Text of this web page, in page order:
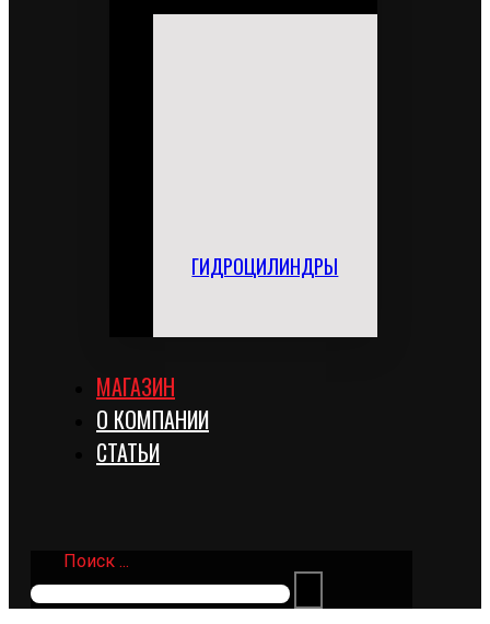
ГИДРОЦИЛИНДРЫ
МАГАЗИН
О КОМПАНИИ
СТАТЬИ
Поиск ...